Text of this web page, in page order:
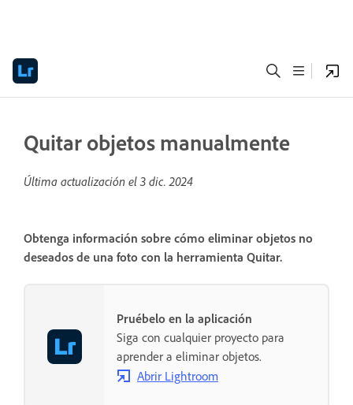
Quitar objetos manualmente
Última actualización el 3 dic. 2024
Obtenga información sobre cómo eliminar objetos no
deseados de una foto con la herramienta Quitar.
Pruébelo en la aplicación
Siga con cualquier proyecto para
aprender a eliminar objetos.
Abrir Lightroom